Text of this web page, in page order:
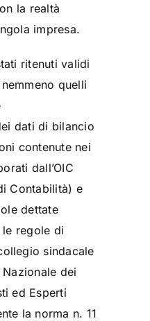
la realtà
impresa.
ritenuti validi
quelli
dati di bilancio
contenute nei
dall’OIC
Contabilità) e
dettate
le regole di
sindacale
dei
ed Esperti
la norma n. 11